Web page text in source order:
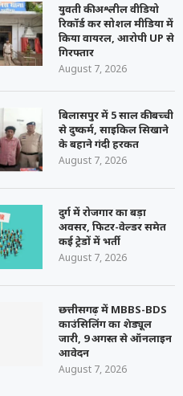
युवती की अश्लील वीडियो
रिकॉर्ड कर सोशल मीडिया में
किया वायरल, आरोपी UP से
गिरफ्तार
August 7, 2026
बिलासपुर में 5 साल की बच्ची
से दुष्कर्म, साइकिल सिखाने
के बहाने गंदी हरकत
August 7, 2026
दुर्ग में रोजगार का बड़ा
अवसर, फिटर-वेल्डर समेत
कई ट्रेडों में भर्ती
August 7, 2026
छत्तीसगढ़ में MBBS-BDS
काउंसिलिंग का शेड्यूल
जारी, 9 अगस्त से ऑनलाइन
आवेदन
August 7, 2026